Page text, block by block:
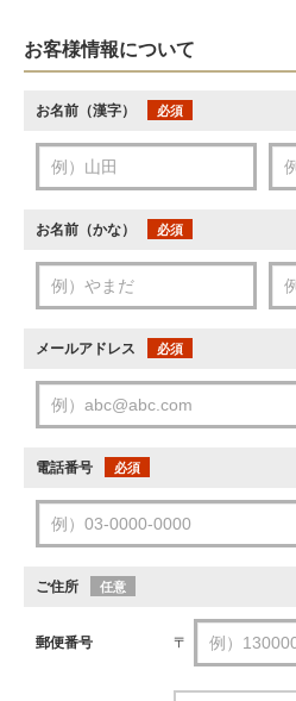
お客様情報について
お名前（漢字） 必須
お名前（かな） 必須
メールアドレス 必須
電話番号 必須
ご住所 任意
郵便番号 〒